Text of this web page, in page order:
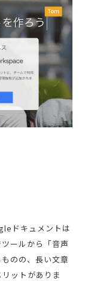
ドキュメントは
ールから「音声
のの、長い文章
ットがありま